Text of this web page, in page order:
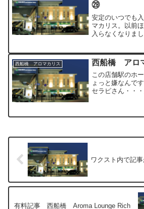
㉙
安定のいつでも
マカリス。以前
入らなくなりま
た。タイミング
ルバーかゴール
西船橋 アロマカリス 西船橋 アロ
この店舗駅のホ
ょっと嫌なんで
セラピさん・・
めたほうがいい
ワクスト内で記
有料記事 西船橋 Aroma Lounge Rich